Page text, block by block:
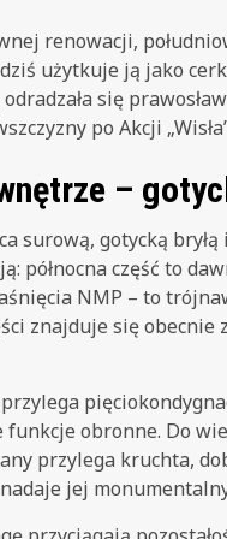
renowacji,
użytkuje ją jako
się
po Akcji
–
surową, gotycką
północna część to
NMP – to
znajduje się
funkcje obronne. Do
przylega kruchta,
jej